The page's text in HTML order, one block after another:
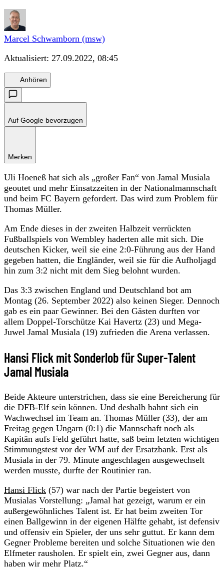
Marcel Schwamborn (msw)
Aktualisiert: 27.09.2022, 08:45
Anhören
Auf Google bevorzugen
Merken
Uli Hoeneß hat sich als „großer Fan“ von Jamal Musiala
geoutet und mehr Einsatzzeiten in der Nationalmannschaft
und beim FC Bayern gefordert. Das wird zum Problem für
Thomas Müller.
Am Ende dieses in der zweiten Halbzeit verrückten
Fußballspiels von Wembley haderten alle mit sich. Die
deutschen Kicker, weil sie eine 2:0-Führung aus der Hand
gegeben hatten, die Engländer, weil sie für die Aufholjagd
hin zum 3:2 nicht mit dem Sieg belohnt wurden.
Das 3:3 zwischen England und Deutschland bot am
Montag (26. September 2022) also keinen Sieger. Dennoch
gab es ein paar Gewinner. Bei den Gästen durften vor
allem Doppel-Torschütze Kai Havertz (23) und Mega-
Juwel Jamal Musiala (19) zufrieden die Arena verlassen.
Hansi Flick mit Sonderlob für Super-Talent
Jamal Musiala
Beide Akteure unterstrichen, dass sie eine Bereicherung für
die DFB-Elf sein können. Und deshalb bahnt sich ein
Wachwechsel im Team an. Thomas Müller (33), der am
Freitag gegen Ungarn (0:1) die Mannschaft noch als
Kapitän aufs Feld geführt hatte, saß beim letzten wichtigen
Stimmungstest vor der WM auf der Ersatzbank. Erst als
Musiala in der 79. Minute angeschlagen ausgewechselt
werden musste, durfte der Routinier ran.
Hansi Flick (57) war nach der Partie begeistert von
Musialas Vorstellung: „Jamal hat gezeigt, warum er ein
außergewöhnliches Talent ist. Er hat beim zweiten Tor
einen Ballgewinn in der eigenen Hälfte gehabt, ist defensiv
und offensiv ein Spieler, der uns sehr guttut. Er kann dem
Gegner Probleme bereiten und solche Situationen wie den
Elfmeter rausholen. Er spielt ein, zwei Gegner aus, dann
haben wir mehr Platz.“